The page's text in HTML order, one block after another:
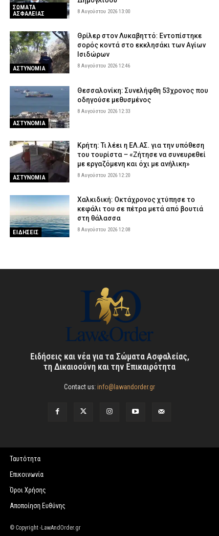
ΣΩΜΑΤΑ
ΑΣΦΑΛΕΙΑΣ
8 Αυγούστου 2026 13:00
ΑΣΤΥΝΟΜΙΑ
Θρίλερ στον Λυκαβηττό: Εντοπίστηκε
σορός κοντά στο εκκλησάκι των Αγίων
Ισιδώρων
8 Αυγούστου 2026 12:46
ΑΣΤΥΝΟΜΙΑ
Θεσσαλονίκη: Συνελήφθη 53χρονος που
οδηγούσε μεθυσμένος
8 Αυγούστου 2026 12:33
ΑΣΤΥΝΟΜΙΑ
Κρήτη: Τι λέει η ΕΛ.ΑΣ. για την υπόθεση
του τουρίστα – «Ζήτησε να συνευρεθεί
με εργαζόμενη και όχι με ανήλικη»
8 Αυγούστου 2026 12:20
ΕΙΔΗΣΕΙΣ
Χαλκιδική: Οκτάχρονος χτύπησε το
κεφάλι του σε πέτρα μετά από βουτιά
στη θάλασσα
8 Αυγούστου 2026 12:08
Ειδήσεις και νέα για τα Σώματα Ασφαλείας,
τη Δικαιοσύνη και την Επικαιρότητα
Contact us: info@lawandorder.gr
Ταυτότητα
Επικοινωνία
Όροι Χρήσης
Αποποίηση Ευθύνης
© Copyright -LawAndOrder.gr